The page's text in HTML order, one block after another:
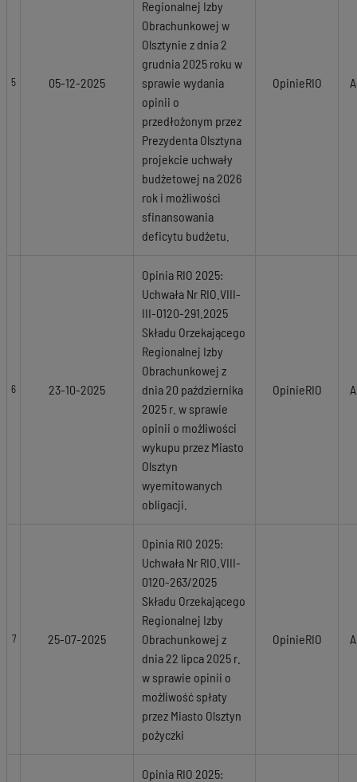
5 05-12-2025
Regionalnej Izby
Obrachunkowej w
Olsztynie z dnia 2
grudnia 2025 roku w
sprawie wydania
opinii o
przedłożonym przez
Prezydenta Olsztyna
projekcie uchwały
budżetowej na 2026
rok i możliwości
sfinansowania
deficytu budżetu.
OpinieRIO
6 23-10-2025
Opinia RIO 2025:
Uchwała Nr RIO.VIII-
III-0120-291.2025
Składu Orzekającego
Regionalnej Izby
Obrachunkowej z
dnia 20 października
2025 r. w sprawie
opinii o możliwości
wykupu przez Miasto
Olsztyn
wyemitowanych
obligacji.
OpinieRIO
7 25-07-2025
Opinia RIO 2025:
Uchwała Nr RIO.VIII-
0120-263/2025
Składu Orzekającego
Regionalnej Izby
Obrachunkowej z
dnia 22 lipca 2025 r.
w sprawie opinii o
możliwość spłaty
przez Miasto Olsztyn
pożyczki
OpinieRIO
Opinia RIO 2025: